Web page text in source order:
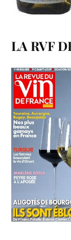
LA RVF